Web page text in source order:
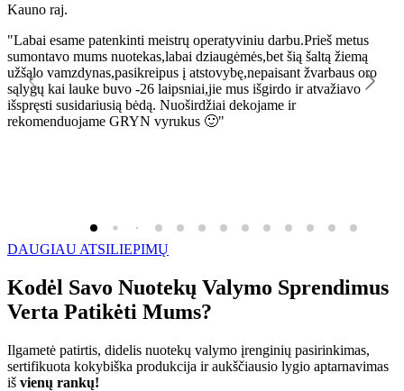
Kauno raj.
"Labai esame patenkinti meistrų operatyviniu darbu.Prieš metus
sumontavo mums nuotekas,labai dziaugėmės,bet šią šaltą žiemą
užšąlo vamzdynas,pasikreipus į atstovybę,nepaisant žvarbaus oro
sąlygų kai lauke buvo -26 laipsniai,jie mus išgirdo ir atvažiavo
išspręsti susidariusią bėdą. Nuoširdžiai dekojame ir
rekomenduojame GRYN vyrukus 🙂"
DAUGIAU ATSILIEPIMŲ
Kodėl Savo Nuotekų Valymo Sprendimus
Verta Patikėti Mums?
Ilgametė patirtis, didelis nuotekų valymo įrenginių pasirinkimas,
sertifikuota kokybiška produkcija ir aukščiausio lygio aptarnavimas
iš vienų rankų!